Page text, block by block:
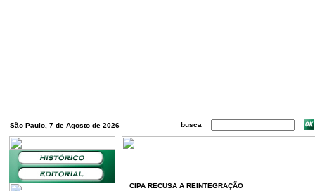
São Paulo, 7 de Agosto de 2026 busca
CIPA RECUSA A REINTEGRAÇÃO